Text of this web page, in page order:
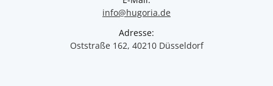
info@hugoria.de
Adresse:
Oststraße 162, 40210 Düsseldorf